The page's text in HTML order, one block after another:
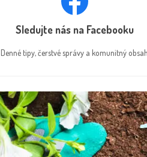
Sledujte nás na Facebooku
Denné tipy, čerstvé správy a komunitný obsah.